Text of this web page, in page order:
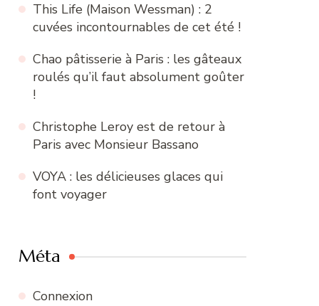
This Life (Maison Wessman) : 2
cuvées incontournables de cet été !
Chao pâtisserie à Paris : les gâteaux
roulés qu’il faut absolument goûter
!
Christophe Leroy est de retour à
Paris avec Monsieur Bassano
VOYA : les délicieuses glaces qui
font voyager
Méta
Connexion